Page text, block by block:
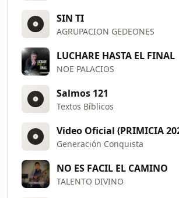
SIN TI
AGRUPACION GEDEONES
LUCHARE HASTA EL FINAL
NOE PALACIOS
Salmos 121
Textos Bíblicos
Video Oficial (PRIMICIA
Generación Conquista
NO ES FACIL EL CAMINO
TALENTO DIVINO